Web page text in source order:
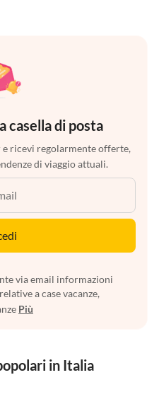
casella di posta
ricevi regolarmente offerte,
di viaggio attuali.
via email informazioni
a case vacanze,
Più
in Italia